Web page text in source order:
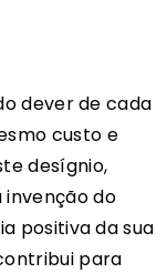
dever de cada
custo e
desígnio,
do
positiva da sua
para